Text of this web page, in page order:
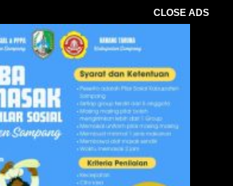
CLOSE ADS